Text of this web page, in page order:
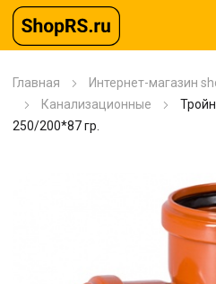
Главная Интернет-магазин
Канализационные
250/200*87 гр.